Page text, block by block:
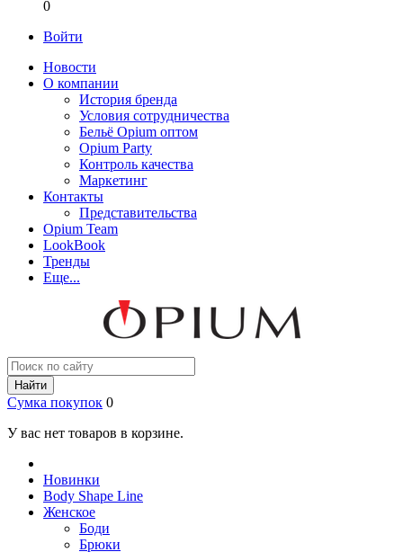
0
Войти
Новости
О компании
История бренда
Условия сотрудничества
Бельё Opium оптом
Opium Party
Контроль качества
Маркетинг
Контакты
Представительства
Opium Team
LookBook
Тренды
Еще...
Найти
Сумка покупок 0
У вас нет товаров в корзине.
Новинки
Body Shape Line
Женское
Боди
Брюки